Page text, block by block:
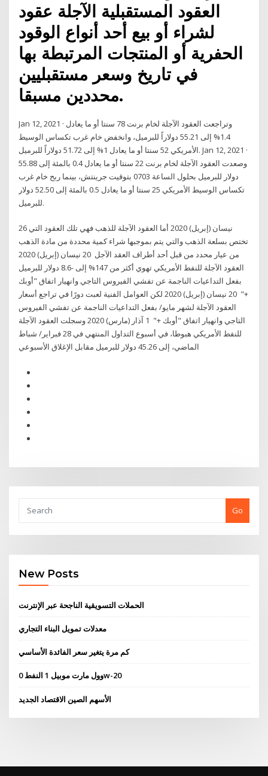
العقود المستقبلية الآجلة عقود
لشراء أو بيع أحد أنواع الوقود
الحفرية أو المنتجات المرتبطة بها
في تاريخ وسعر مستقبليين
محددين مسبقا.
Jan 12, 2021 · وتراجعت العقود الآجلة لخام برنت 78 سنتا أو ما يعادل
1.4% إلى 55.21 دولاراً للبرميل، وانخفض خام غرب تكساس الوسيط
الأمريكي 52 سنتا أو ما يعادل 1% إلى 51.72 دولاراً للبرميل. Jan 12, 2021 ·
وصعدت العقود الآجلة لخام برنت 22 سنتا أو ما يعادل 0.4 بالمئة إلى 55.88
دولار للبرميل بحلول الساعة 0703 بتوقيت جرينتش، بينما ربح خام غرب
تكساس الوسيط الأمريكي 25 سنتا أو ما يعادل 0.5 بالمئة إلى 52.50 دولار
للبرميل.
26 نيسان (إبريل) 2020 أما العقود الآجلة للذهب فهي تلك العقود التي
تختص بسلعة الذهب والتي يتم بموجبها شراء كمية محددة من مادة الذهب
من عيار محدد من قبل أحد أطراف العقد الآجل 20 نيسان (إبريل) 2020
العقود الآجلة للنفط الأمريكي تهوي أكثر من 147% إلى -8.6 دولار للبرميل
بفعل التداعيات الناجمة عن تفشي الفيروس التاجي وانهيار اتفاق "أوبك
+" 20 نيسان (إبريل) 2020 لكن العوامل الفنية لعبت دورًا في تراجع أسعار
العقود الآجلة لشهر مايو/ بفعل التداعيات الناجمة عن تفشي الفيروس
التاجي وانهيار اتفاق "أوبك +" 1 آذار (مارس) 2020 وسجلت العقود الآجلة
للنفط الأمريكي هبوطا، في أسبوع التداول المنتهي في 28 فبراير/ شباط
Go
New Posts
الحملات التسويقية الناجحة عبر الإنترنت
معدلات تمويل البناء التجاري
كم مرة يتغير سعر الفائدة الأساسي
وول مارت موبيل 1 النفط 0w-20
الأسهم الصين الاقتصاد الجديد